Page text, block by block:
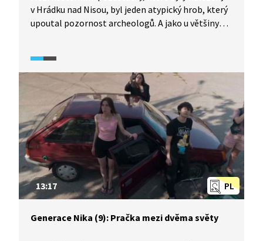
v Hrádku nad Nisou, byl jeden atypický hrob, který
upoutal pozornost archeologů. A jako u většiny
a "zrodil" se Tobiáš, upír z Hrádku. Neobvyklé
zacházení s nebožtíky však může mít různé
interpretace. Na Tobiášovi si dále můžeme
názorně ukázat, co vše se dá z kostí o člověku
zjistit díky osteobiografii.
PL
13:17
Generace Nika (9): Pračka mezi dvěma světy